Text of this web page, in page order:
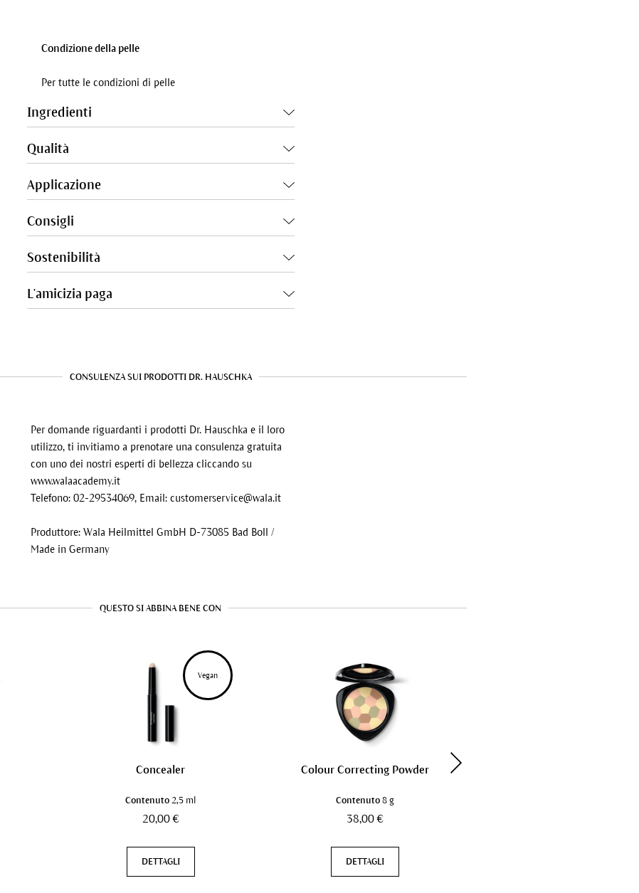
Condizione della pelle
Per tutte le condizioni di pelle
Ingredienti
Qualità
Applicazione
Consigli
Sostenibilità
L'amicizia paga
CONSULENZA SUI PRODOTTI DR. HAUSCHKA
Per domande riguardanti i prodotti Dr. Hauschka e il loro
utilizzo, ti invitiamo a prenotare una consulenza gratuita
con uno dei nostri esperti di bellezza cliccando su
www.walaacademy.it
Telefono: 02-29534069, Email: customerservice@wala.it
Produttore: Wala Heilmittel GmbH D-73085 Bad Boll /
Made in Germany
QUESTO SI ABBINA BENE CON
Vegan
Concealer
Contenuto2,5 ml
20,00 €
DETTAGLI
Colour Correcting Powder
Contenuto 8 g
38,00 €
DETTAGLI